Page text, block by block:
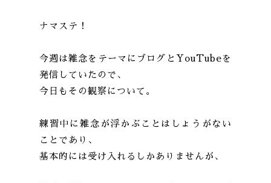
ナマステ！
今週は雑念をテーマにブログとYouTubeを
発信していたので、
今日もその観察について。
練習中に雑念が浮かぶことはしょうがない
ことであり、
基本的には受け入れるしかありませんが、